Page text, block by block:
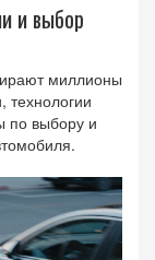
и выбор
миллионы
технологии
по выбору и